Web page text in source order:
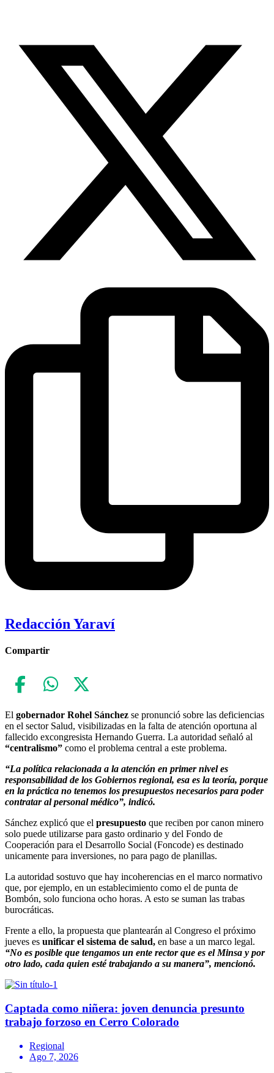
Redacción Yaraví
Compartir
El gobernador Rohel Sánchez se pronunció sobre las deficiencias
en el sector Salud, visibilizadas en la falta de atención oportuna al
fallecido excongresista Hernando Guerra. La autoridad señaló al
“centralismo” como el problema central a este problema.
“La política relacionada a la atención en primer nivel es
responsabilidad de los Gobiernos regional, esa es la teoría, porque
en la práctica no tenemos los presupuestos necesarios para poder
contratar al personal médico”, indicó.
Sánchez explicó que el presupuesto que reciben por canon minero
solo puede utilizarse para gasto ordinario y del Fondo de
Cooperación para el Desarrollo Social (Foncode) es destinado
unicamente para inversiones, no para pago de planillas.
La autoridad sostuvo que hay incoherencias en el marco normativo
que, por ejemplo, en un establecimiento como el de punta de
Bombón, solo funciona ocho horas. A esto se suman las trabas
burocráticas.
Frente a ello, la propuesta que plantearán al Congreso el próximo
jueves es unificar el sistema de salud, en base a un marco legal.
“No es posible que tengamos un ente rector que es el Minsa y por
otro lado, cada quien esté trabajando a su manera”, mencionó.
Captada como niñera: joven denuncia presunto
trabajo forzoso en Cerro Colorado
Regional
Ago 7, 2026